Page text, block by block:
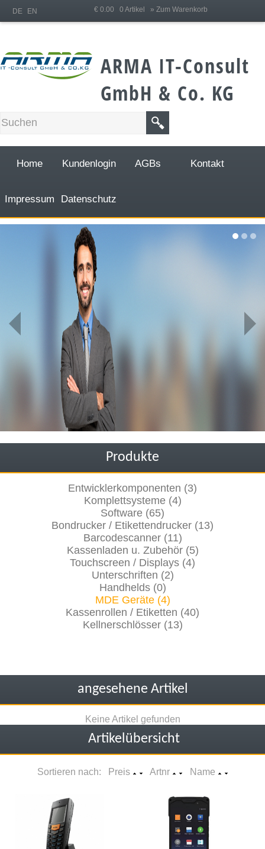
€ 0.00 0 Artikel » Zum Warenkorb
DE EN
ARMA IT-Consult
GmbH & Co. KG
Home Kundenlogin AGBs Kontakt
Impressum Datenschutz
Produkte
Entwicklerkomponenten (3)
Komplettsysteme (4)
Software (65)
Bondrucker / Etikettendrucker (13)
Barcodescanner (11)
Kassenladen u. Zubehör (5)
Touchscreen / Displays (4)
Unterschriften (2)
Handhelds (0)
MDE Geräte (4)
Kassenrollen / Etiketten (40)
Kellnerschlösser (13)
angesehene Artikel
Keine Artikel gefunden
Artikelübersicht
Sortieren nach: Preis Artnr Name